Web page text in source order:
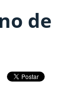
de